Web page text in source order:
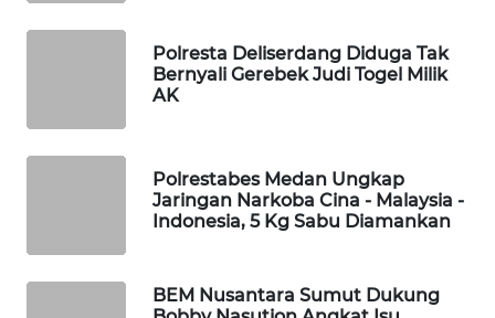
Polresta Deliserdang Diduga Tak
Bernyali Gerebek Judi Togel Milik
AK
Polrestabes Medan Ungkap
Jaringan Narkoba Cina - Malaysia -
Indonesia, 5 Kg Sabu Diamankan
BEM Nusantara Sumut Dukung
LPKKI